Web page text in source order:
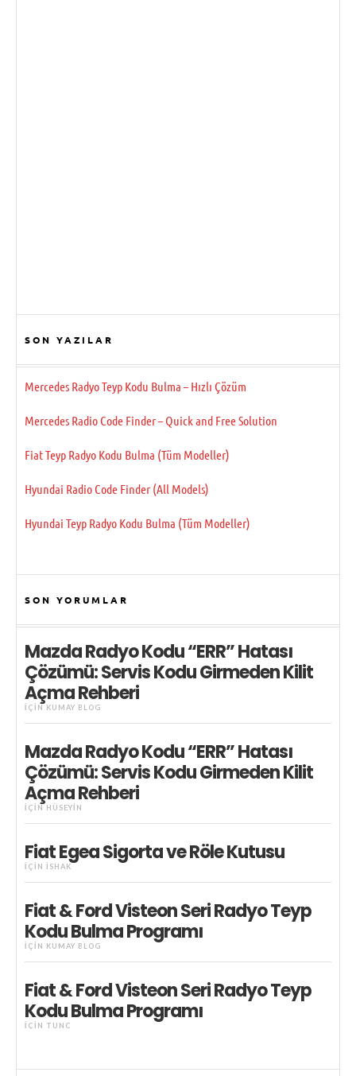
SON YAZILAR
Mercedes Radyo Teyp Kodu Bulma – Hızlı Çözüm
Mercedes Radio Code Finder – Quick and Free Solution
Fiat Teyp Radyo Kodu Bulma (Tüm Modeller)
Hyundai Radio Code Finder (All Models)
Hyundai Teyp Radyo Kodu Bulma (Tüm Modeller)
SON YORUMLAR
Mazda Radyo Kodu “ERR” Hatası
Çözümü: Servis Kodu Girmeden Kilit
Açma Rehberi
IÇIN KUMAY BLOG
Mazda Radyo Kodu “ERR” Hatası
Çözümü: Servis Kodu Girmeden Kilit
Açma Rehberi
IÇIN HÜSEYIN
Fiat Egea Sigorta ve Röle Kutusu
IÇIN İSHAK
Fiat & Ford Visteon Seri Radyo Teyp
Kodu Bulma Programı
IÇIN KUMAY BLOG
Fiat & Ford Visteon Seri Radyo Teyp
Kodu Bulma Programı
IÇIN TUNC